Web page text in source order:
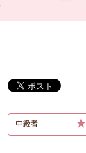
中級者